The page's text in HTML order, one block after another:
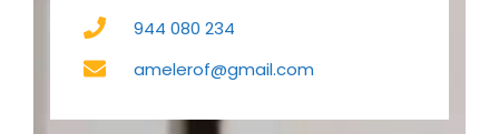
944 080 234
amelerof@gmail.com